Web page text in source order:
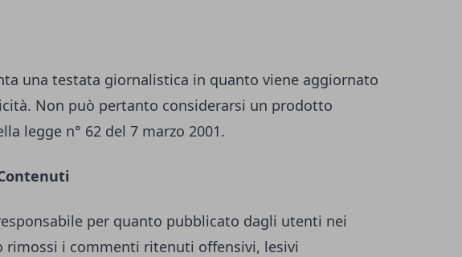
una testata giornalistica in quanto viene aggiornato
Non può pertanto considerarsi un prodotto
legge n° 62 del 7 marzo 2001.
per quanto pubblicato dagli utenti nei
rimossi i commenti ritenuti offensivi, lesivi